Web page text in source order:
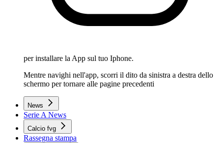
per installare la App sul tuo Iphone.
Mentre navighi nell'app, scorri il dito da sinistra a destra dello
schermo per tornare alle pagine precedenti
News
Serie A News
Calcio fvg
Rassegna stampa